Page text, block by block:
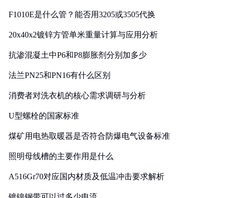
F1010E是什么管？能否用3205或3505代换
20x40x2镀锌方管单米重量计算与应用分析
抗渗混凝土中P6和P8膨胀剂分别加多少
法兰PN25和PN16有什么区别
消费者对洗衣机的核心需求调研与分析
U型螺栓的国家标准
煤矿用电热取暖器是否符合防爆电气设备标准
照明母线槽的主要作用是什么
A516Gr70对应国内材质及低温冲击要求解析